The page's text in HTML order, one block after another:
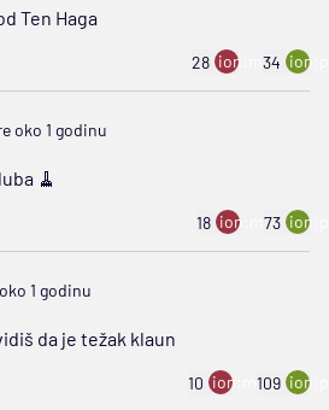
Ten Haga
28 ion:minus
34
oko 1 godinu
🧹
18 ion:minus
73
1 godinu
da je težak klaun
10 ion:minus
109